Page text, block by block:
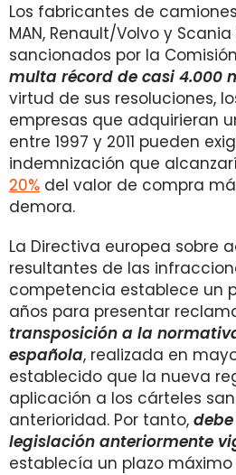
Los fabricantes de camiones
MAN, Renault/Volvo y
sancionados por la
multa récord de casi 4.000
virtud de sus resoluciones,
empresas que adquirieran
entre 1997 y 2011 pueden
indemnización que
20% del valor de compra
demora.
La Directiva europea sobre
resultantes de las
competencia establece un
años para presentar
transposición a la
española, realizada en
establecido que la nueva
aplicación a los cárteles
anterioridad. Por tanto,
legislación anteriormente
establecía un plazo